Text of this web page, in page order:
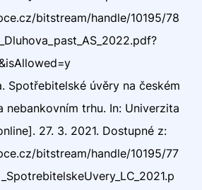
bitstream/handle/10195/78
Spotřebitelské úvěry na českém
nebankovním trhu. In: Univerzita
27. 3. 2021. Dostupné z:
bitstream/handle/10195/77